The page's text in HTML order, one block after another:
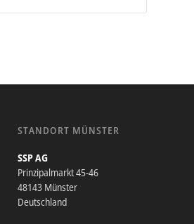
STANDORT MÜNSTER
SSP AG
Prinzipalmarkt 45-46
48143 Münster
Deutschland